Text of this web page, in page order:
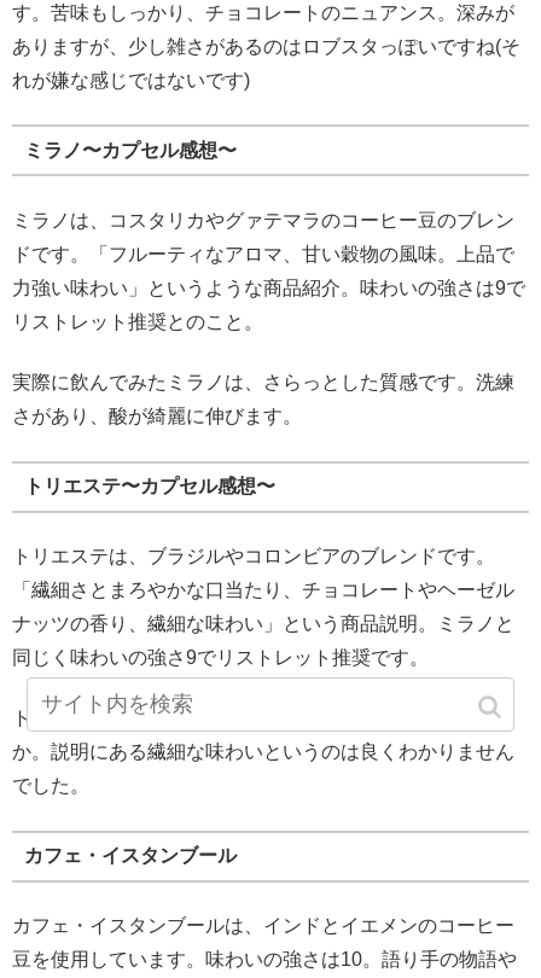
す。苦味もしっかり、チョコレートのニュアンス。深みが
ありますが、少し雑さがあるのはロブスタっぽいですね(そ
れが嫌な感じではないです)
ミラノ〜カプセル感想〜
ミラノは、コスタリカやグァテマラのコーヒー豆のブレン
ドです。「フルーティなアロマ、甘い穀物の風味。上品で
力強い味わい」というような商品紹介。味わいの強さは9で
リストレット推奨とのこと。
実際に飲んでみたミラノは、さらっとした質感です。洗練
さがあり、酸が綺麗に伸びます。
トリエステ〜カプセル感想〜
トリエステは、ブラジルやコロンビアのブレンドです。
「繊細さとまろやかな口当たり、チョコレートやヘーゼル
ナッツの香り、繊細な味わい」という商品説明。ミラノと
同じく味わいの強さ9でリストレット推奨です。
トリエステはコクがあります。どっしりしていてまろや
か。説明にある繊細な味わいというのは良くわかりません
でした。
カフェ・イスタンブール
カフェ・イスタンブールは、インドとイエメンのコーヒー
豆を使用しています。味わいの強さは10。語り手の物語や